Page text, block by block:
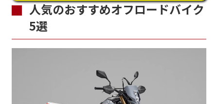
人気のおすすめオフロードバイク
5選